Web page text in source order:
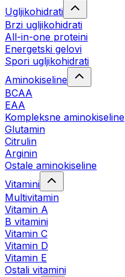
Ugljikohidrati
Brzi ugljikohidrati
All-in-one proteini
Energetski gelovi
Spori ugljikohidrati
Aminokiseline
BCAA
EAA
Kompleksne aminokiseline
Glutamin
Citrulin
Arginin
Ostale aminokiseline
Vitamini
Multivitamin
Vitamin A
B vitamini
Vitamin C
Vitamin D
Vitamin E
Ostali vitamini